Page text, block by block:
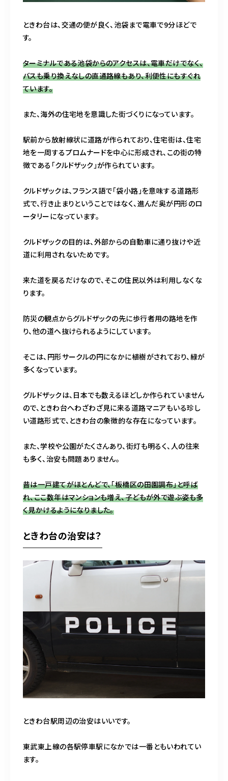
ときわ台は、交通の便が良く、池袋まで電車で9分ほどで
す。
ターミナルである池袋からのアクセスは、電車だけでなく、
バスも乗り換えなしの直通路線もあり、利便性にもすぐれ
ています。
また、海外の住宅地を意識した街づくりになっています。
駅前から放射線状に道路が作られており、住宅街は、住宅
地を一周するプロムナードを中心に形成され、この街の特
徴である「クルドザック」が作られています。
クルドザックは、フランス語で「袋小路」を意味する道路形
式で、行き止まりということではなく、進んだ奥が円形のロ
ータリーになっています。
クルドザックの目的は、外部からの自動車に通り抜けや近
道に利用されないためです。
来た道を戻るだけなので、そこの住民以外は利用しなくな
ります。
防災の観点からグルドザックの先に歩行者用の路地を作
り、他の道へ抜けられるようにしています。
そこは、円形サークルの円になかに植樹がされており、緑が
多くなっています。
グルドザックは、日本でも数えるほどしか作られていません
ので、ときわ台へわざわざ見に来る道路マニアもいる珍し
い道路形式で、ときわ台の象徴的な存在になっています。
また、学校や公園がたくさんあり、街灯も明るく、人の往来
も多く、治安も問題ありません。
昔は一戸建てがほとんどで、「板橋区の田園調布」と呼ば
れ、ここ数年はマンションも増え、子どもが外で遊ぶ姿も多
く見かけるようになりました。
ときわ台の治安は？
ときわ台駅周辺の治安はいいです。
東武東上線の各駅停車駅になかでは一番ともいわれてい
ます。